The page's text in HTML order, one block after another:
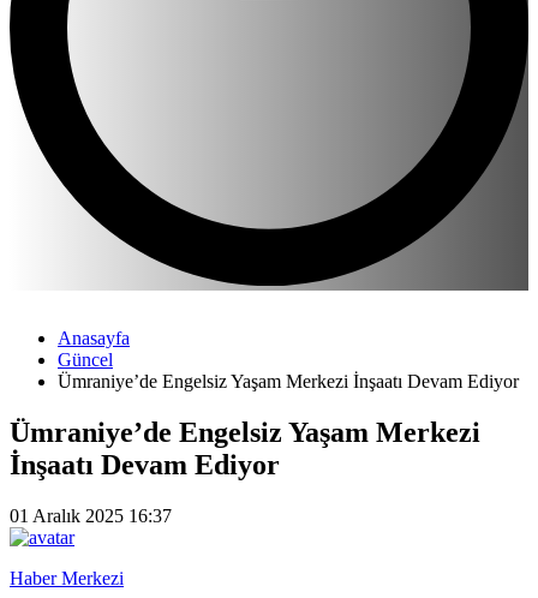
Anasayfa
Güncel
Ümraniye’de Engelsiz Yaşam Merkezi İnşaatı Devam Ediyor
Ümraniye’de Engelsiz Yaşam Merkezi
İnşaatı Devam Ediyor
01 Aralık 2025 16:37
Haber Merkezi